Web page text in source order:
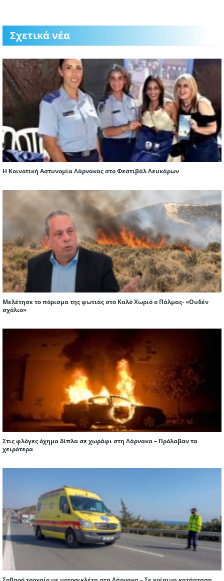
Σχετικά νέα
Η Κοινοτική Αστυνομία Λάρνακας στο Φεστιβάλ Λευκάρων
Μελέτησε το πόρισμα της φωτιάς στο Καλό Χωριό ο Πάλμας- «Ουδέν
σχόλιο»
Στις φλόγες όχημα δίπλα σε χωράφι στη Λάρνακα – Πρόλαβαν τα
χειρότερα